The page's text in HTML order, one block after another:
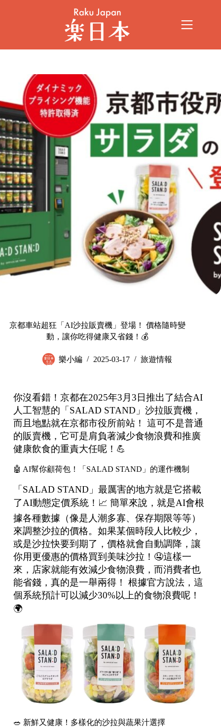
京都車站超狂「AI沙拉販賣機」登場！ 價格隨時變
動，讓你吃得健康又省錢！💰
樂小編 2025-03-17 旅遊情報
你沒看錯！京都在2025年3月3日推出了結合AI
人工智慧的「SALAD STAND」沙拉販賣機，
而且地點就在京都市役所前站！ 這可不是普通
的販賣機，它可是肩負著減少食物浪費和推廣
健康飲食的重責大任呢！💪
🤖 AI幫你顧荷包！「SALAD STAND」的運作機制
「SALAD STAND」最厲害的地方就是它搭載
了AI動態定價系統！📈 簡單來說，就是AI會根
據各種數據（像是人潮多寡、保存期限等等）
來調整沙拉的價格。如果某個時段人比較少，
或是沙拉快要到期了，價格就會自動調降，讓
你用更優惠的價格買到美味沙拉！🤤這樣一
來，店家就能有效減少食物浪費，而消費者也
能省錢，真的是一舉兩得！ 根據官方說法，這
個系統預計可以減少30%以上的食物浪費呢！
🌍
🥗 新鮮又健康！多樣化的沙拉與蔬果汁選擇